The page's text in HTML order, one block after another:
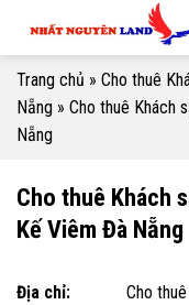
content
Trang chủ » Cho thuê
Nẵng » Cho thuê Khách
Nẵng
Cho thuê Khách
Kế Viêm Đà Nẵng
Địa chỉ: Cho